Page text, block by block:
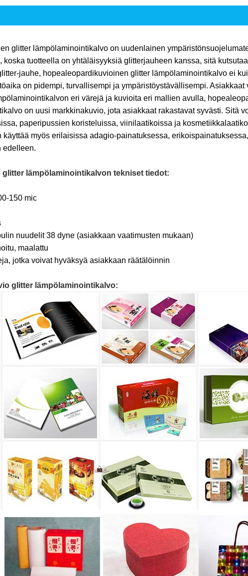
glitter lämpölaminointikalvo on uudenlainen
koska tuotteella on yhtäläisyyksiä glitterjauheen kanssa, sitä
jauhe, hopealeopardikuvioinen glitter lämpölaminointikalvo ei
on pidempi, turvallisempi ja ympäristöystävällisempi. Asiakkaat
eri värejä ja kuvioita eri mallien avulla,
on uusi markkinakuvio, jota asiakkaat rakastavat syvästi. Sitä
paperipussien koristeluissa, viinilaatikoissa ja
käyttää myös erilaisissa adagio-painatuksessa, erikoispainatuksessa,
edelleen.
lämpölaminointikalvon tekniset tiedot:
150 mic
nuudelit 38 dyne (asiakkaan vaatimusten mukaan)
maalattu
jotka voivat hyväksyä asiakkaan räätälöinnin
glitter lämpölaminointikalvo: